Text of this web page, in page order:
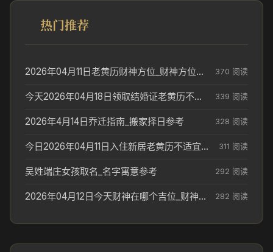
热门推荐
2026年04月11日老黄历财神方位_财神方位与供奉讲究 370 阅读
今天2026年04月18日领取结婚证老黄历不适合吗_领证日期参考 339 阅读
2026年4月14日乔迁指南_搬家择日参考 328 阅读
今日2026年04月11日入住新居老黄历不适宜吗_搬家择日参考 311 阅读
吴姓端庄女孩取名_名字寓意参考 292 阅读
2026年04月12日今天财神在哪个吉位_财神方位参考 282 阅读